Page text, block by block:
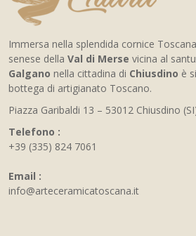
Immersa nella splendida cornice
senese della Val di Merse vicina al
Galgano nella cittadina di Chiusdino è
bottega di artigianato Toscano.
Piazza Garibaldi 13 – 53012 Chiusdino
Telefono :
+39 (335) 824 7061
Email :
info@arteceramicatoscana.it